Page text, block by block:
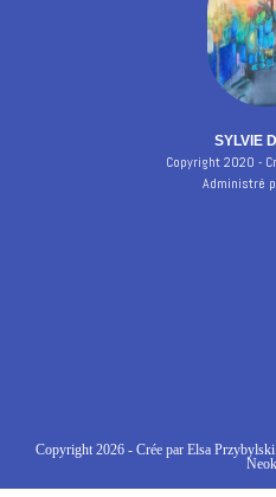
SYLVIE
Copyright 2020 -
Administré
Copyright 2026 - Crée par Elsa